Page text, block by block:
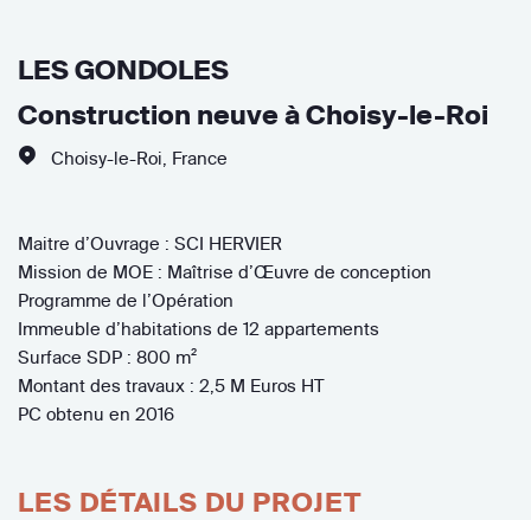
LES GONDOLES
Construction neuve à Choisy-le-Roi
Choisy-le-Roi France
Maitre d’Ouvrage : SCI HERVIER
Mission de MOE : Maîtrise d’Œuvre de conception
Programme de l’Opération
Immeuble d’habitations de 12 appartements
Surface SDP : 800 m²
Montant des travaux : 2,5 M Euros HT
PC obtenu en 2016
LES DÉTAILS DU PROJET